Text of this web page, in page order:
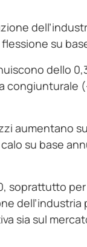
su
dello
aumentano
su base
soprattutto
sia sul